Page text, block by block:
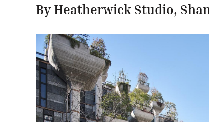
ByHeatherwick Studio,